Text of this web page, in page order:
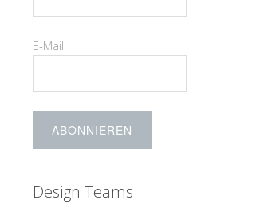
E-Mail
Design Teams